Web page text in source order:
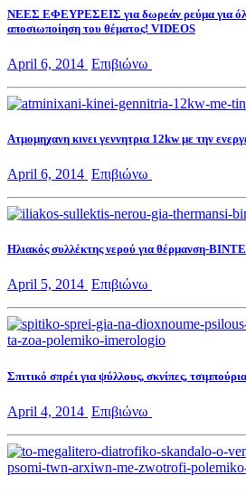
ΝΕΕΣ ΕΦΕΥΡΕΣΕΙΣ για δωρεάν ρεύμα για
αποσιωποίηση του θέματος! VIDEOS
April 6, 2014 Επιβιώνω
Ατμομηχανη κινει γεννητρια 12kw με την
April 6, 2014 Επιβιώνω
Ηλιακός συλλέκτης νερού για θέρμανση-
April 5, 2014 Επιβιώνω
Σπιτικό σπρέι για ψύλλους, σκνίπες,
April 4, 2014 Επιβιώνω